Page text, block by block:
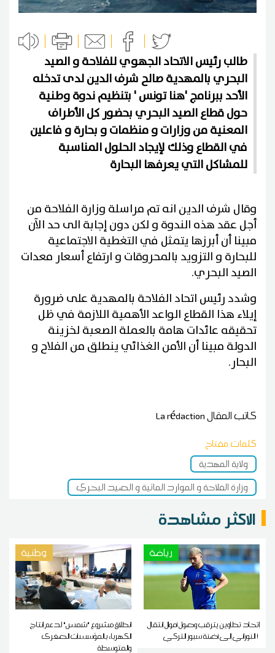
طالب رئيس الاتحاد الجهوي للفلاحة و الصيد
البحري بالمهدية صالح شرف الدين لدى تدخله
الأحد ببرنامج 'هنا تونس ' بتنظيم ندوة وطنية
حول قطاع الصيد البحري بحضور كل الأطراف
المعنية من وزارات و منظمات و بحارة و فاعلين
في القطاع وذلك لإيجاد الحلول المناسبة
للمشاكل التي يعرفها البحارة
وقال شرف الدين انه تم مراسلة وزارة الفلاحة من
أجل عقد هذه الندوة و لكن دون إجابة الى حد الآن
مبينا أن أبرزها يتمثل في التغطية الاجتماعية
للبحارة و التزويد بالمحروقات و ارتفاع أسعار معدات
الصيد البحري.
وشدد رئيس اتحاد الفلاحة بالمهدية على ضرورة
إيلاء هذا القطاع الواعد الأهمية اللازمة في ظل
تحقيقه عائدات هامة بالعملة الصعبة لخزينة
الدولة مبينا أن الأمن الغذائي ينطلق من الفلاح و
البحار.
كاتب المقالLa rédaction
كلمات مفتاح
ولاية المهدية
وزارة الفلاحة و الموارد المائية و الصيد البحري
الاكثر مشاهدة
رياضة
إتحاد تطاوين يترقب وصول أموال إنتقال
النوراني إلى أضنة سبور التركي !
وطنية
انطلاق مشروع "شمس" لدعم إنتاج
الكهرباء بالمؤسسات الصغرى
والمتوسطة